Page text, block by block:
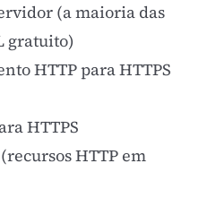
(a maioria das
gratuito)
HTTP para HTTPS
HTTPS
HTTP em